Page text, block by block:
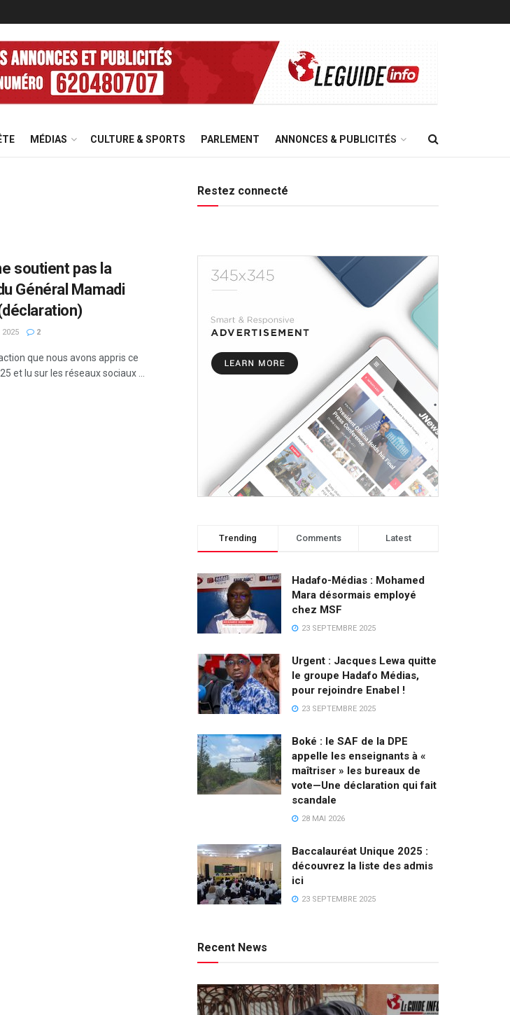
MÉDIAS CULTURE & SPORTS PARLEMENT ANNONCES & PUBLICITÉS
soutient pas la
Général Mamadi
2025 2
que nous avons appris ce
et lu sur les réseaux sociaux ...
Restez connecté
Trending Comments Latest
Hadafo-Médias : Mohamed
Mara désormais employé
chez MSF
23 SEPTEMBRE 2025
Urgent : Jacques Lewa quitte
le groupe Hadafo Médias,
pour rejoindre Enabel !
23 SEPTEMBRE 2025
Boké : le SAF de la DPE
appelle les enseignants à «
maîtriser » les bureaux de
vote—Une déclaration qui fait
scandale
28 MAI 2026
Baccalauréat Unique 2025 :
découvrez la liste des admis
ici
23 SEPTEMBRE 2025
Recent News